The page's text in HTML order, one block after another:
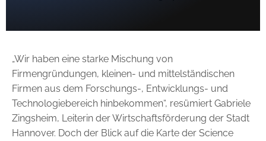
„Wir haben eine starke Mischung von
Firmengründungen, kleinen- und mittelständischen
Firmen aus dem Forschungs-, Entwicklungs- und
Technologiebereich hinbekommen“, ­resümiert Gabriele
Zingsheim, Leiterin der Wirtschafts­förderung der Stadt
Hannover. Doch der Blick auf die Karte der Science